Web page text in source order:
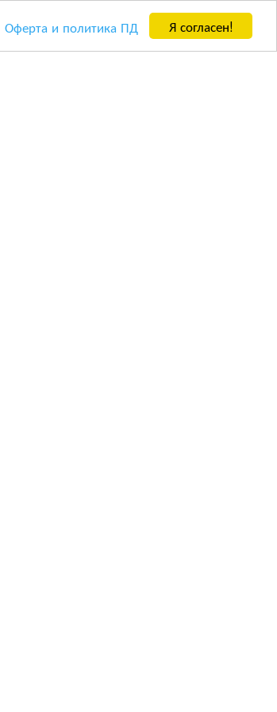
Я согласен!
Оферта и политика ПД